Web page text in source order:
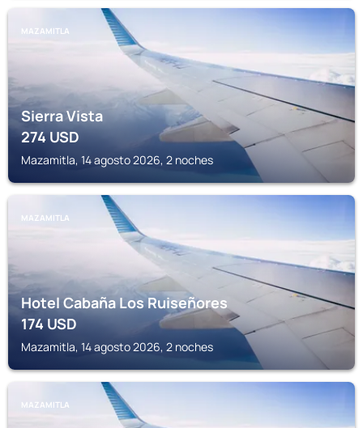
MAZAMITLA
Sierra Vista
274USD
Mazamitla, 14 agosto 2026, 2 noches
MAZAMITLA
Hotel Cabaña Los Ruiseñores
174USD
Mazamitla, 14 agosto 2026, 2 noches
MAZAMITLA